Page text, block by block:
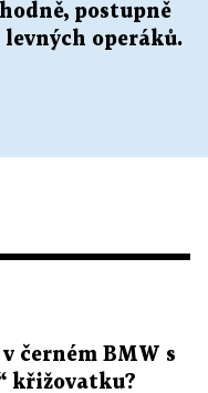
postupně
operáků.
černém BMW s
křižovatku?